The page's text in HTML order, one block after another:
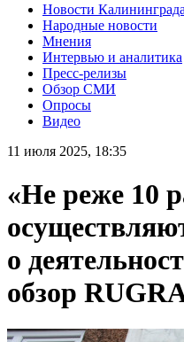
Новости Калининграда
Народные новости
Мнения
Интервью и аналитика
Пресс-релизы
Обзор СМИ
Опросы
Видео
11 июля 2025, 18:35
«Не реже 10
о
обзор